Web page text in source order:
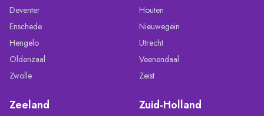
Deventer
Enschede
Hengelo
Oldenzaal
Zwolle
Houten
Nieuwegein
Utrecht
Veenendaal
Zeist
Zeeland Zuid-Holland